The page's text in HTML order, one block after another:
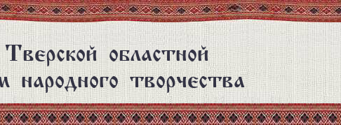
Тверской областной
народного творчества